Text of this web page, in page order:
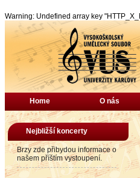
Warning: Undefined array key
Home O nás
Nejbližší koncerty
Brzy zde přibydou informace o
našem příštím vystoupení.